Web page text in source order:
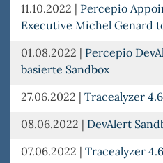
11.10.2022 | Percepio
Executive Michel Genard
01.08.2022 | Percepio
basierte Sandbox
27.06.2022 | Tracealyzer
08.06.2022 | DevAlert
07.06.2022 | Tracealyzer